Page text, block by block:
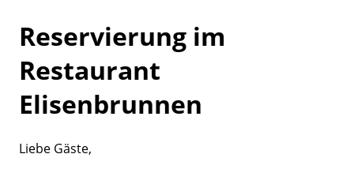
Reservierung im
Restaurant
Elisenbrunnen
Liebe Gäste,